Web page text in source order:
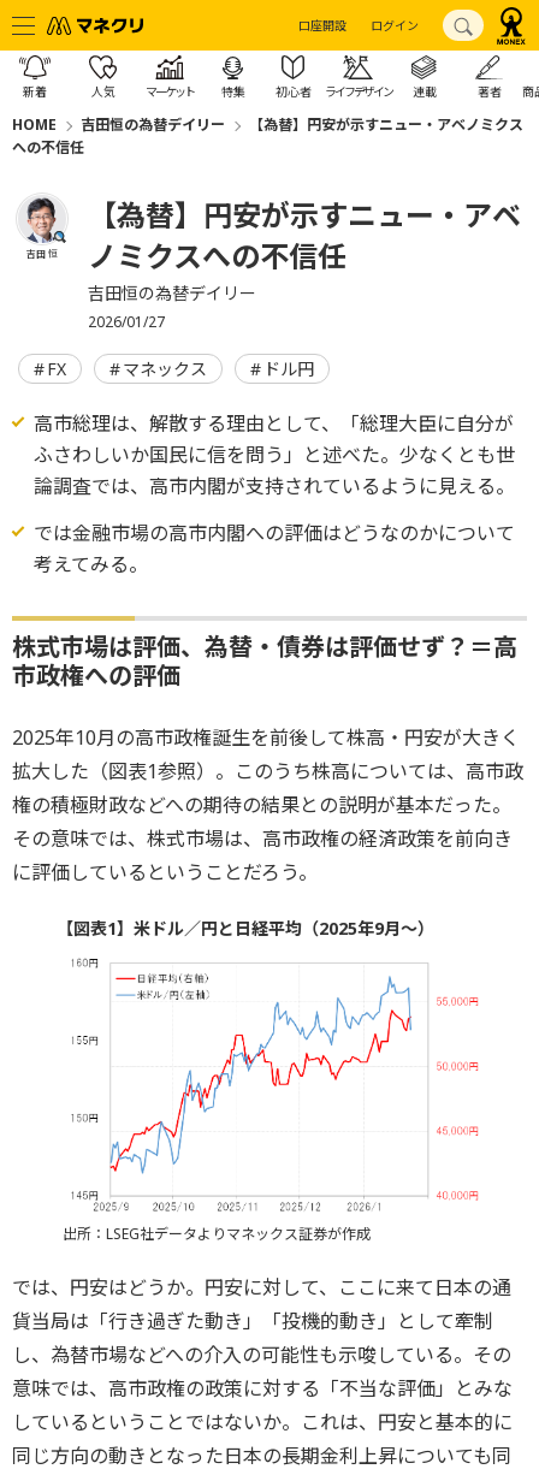
口座開設 ログイン
新着 人気 マーケット 特集 初心者 ライフデザイン 連載 著者 商
HOME 吉田恒の為替デイリー
【為替】円安が示すニュー・アベノミクス
への不信任
吉田 恒
【為替】円安が示すニュー・アベ
ノミクスへの不信任
吉田恒の為替デイリー
2026/01/27
FX マネックス ドル円
高市総理は、解散する理由として、「総理大臣に自分が
ふさわしいか国民に信を問う」と述べた。少なくとも世
論調査では、高市内閣が支持されているように見える。
では金融市場の高市内閣への評価はどうなのかについて
考えてみる。
株式市場は評価、為替・債券は評価せず？＝高
市政権への評価
2025年10月の高市政権誕生を前後して株高・円安が大きく
拡大した（図表1参照）。このうち株高については、高市政
権の積極財政などへの期待の結果との説明が基本だった。
その意味では、株式市場は、高市政権の経済政策を前向き
に評価しているということだろう。
【図表1】米ドル／円と日経平均（2025年9月～）
出所：LSEG社データよりマネックス証券が作成
では、円安はどうか。円安に対して、ここに来て日本の通
貨当局は「行き過ぎた動き」「投機的動き」として牽制
し、為替市場などへの介入の可能性も示唆している。その
意味では、高市政権の政策に対する「不当な評価」とみな
しているということではないか。これは、円安と基本的に
同じ方向の動きとなった日本の長期金利上昇についても同